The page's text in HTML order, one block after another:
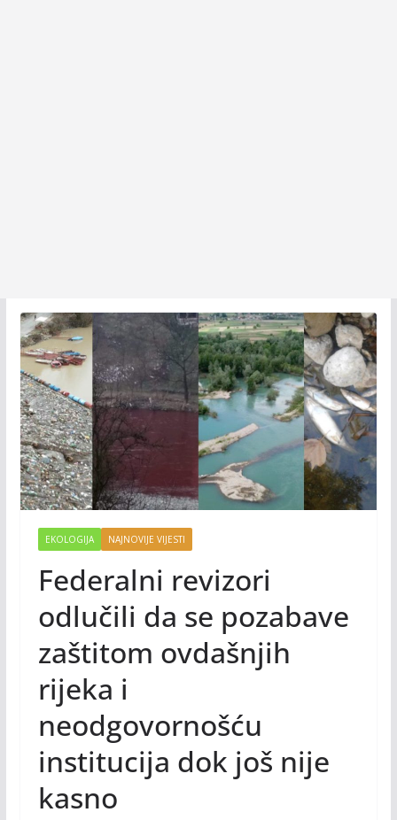
EKOLOGIJA NAJNOVIJE VIJESTI
Federalni revizori
odlučili da se pozabave
zaštitom ovdašnjih
rijeka i
neodgovornošću
institucija dok još nije
kasno